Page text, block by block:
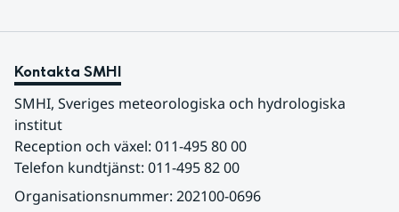
Kontakta SMHI
SMHI, Sveriges meteorologiska och hydrologiska
institut
Reception och växel: 011-495 80 00
Telefon kundtjänst: 011-495 82 00
Organisationsnummer: 202100-0696